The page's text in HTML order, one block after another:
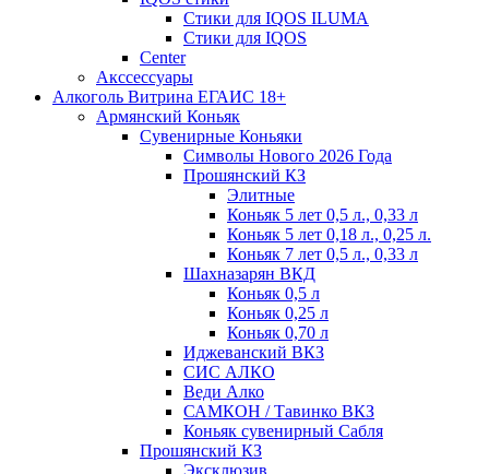
Стики для IQOS ILUMA
Стики для IQOS
Сenter
Акссессуары
Алкоголь Витрина ЕГАИС 18+
Армянский Коньяк
Сувенирные Коньяки
Символы Нового 2026 Года
Прошянский КЗ
Элитные
Коньяк 5 лет 0,5 л., 0,33 л
Коньяк 5 лет 0,18 л., 0,25 л.
Коньяк 7 лет 0,5 л., 0,33 л
Шахназарян ВКД
Коньяк 0,5 л
Коньяк 0,25 л
Коньяк 0,70 л
Иджеванский ВКЗ
СИС АЛКО
Веди Алко
САМКОН / Тавинко ВКЗ
Коньяк сувенирный Сабля
Прошянский КЗ
Эксклюзив